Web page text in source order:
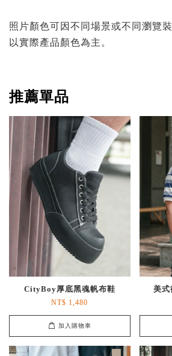
照片顏色可因不同場景或不同瀏覽
以實際產品顏色為主。
推薦單品
CityBoy厚底黑魂帆布鞋
NT$ 1,480
加入購物車
美式